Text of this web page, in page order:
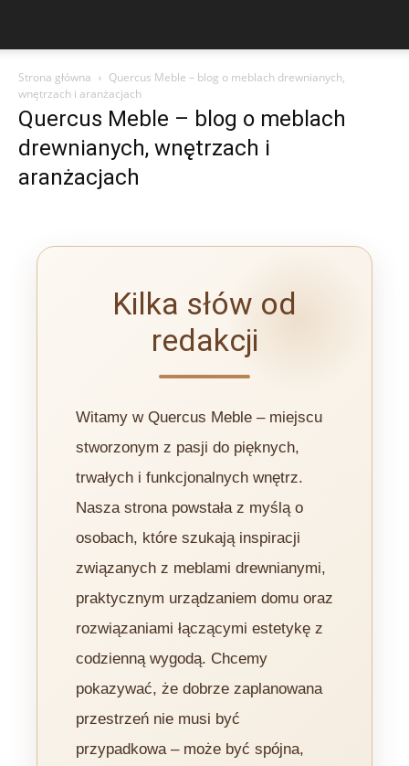
Strona główna
Quercus Meble – blog o meblach drewnianych,
wnętrzach i aranżacjach
Quercus Meble – blog o meblach
drewnianych, wnętrzach i
aranżacjach
Kilka słów od
redakcji
Witamy w Quercus Meble – miejscu
stworzonym z pasji do pięknych,
trwałych i funkcjonalnych wnętrz.
Nasza strona powstała z myślą o
osobach, które szukają inspiracji
związanych z meblami drewnianymi,
praktycznym urządzaniem domu oraz
rozwiązaniami łączącymi estetykę z
codzienną wygodą. Chcemy
pokazywać, że dobrze zaplanowana
przestrzeń nie musi być
przypadkowa – może być spójna,